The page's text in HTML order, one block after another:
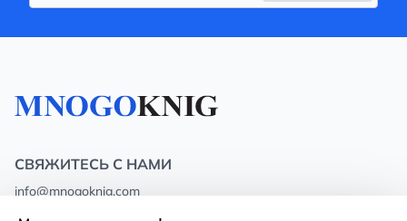
СВЯЖИТЕСЬ С НАМИ
info@mnogoknig.com